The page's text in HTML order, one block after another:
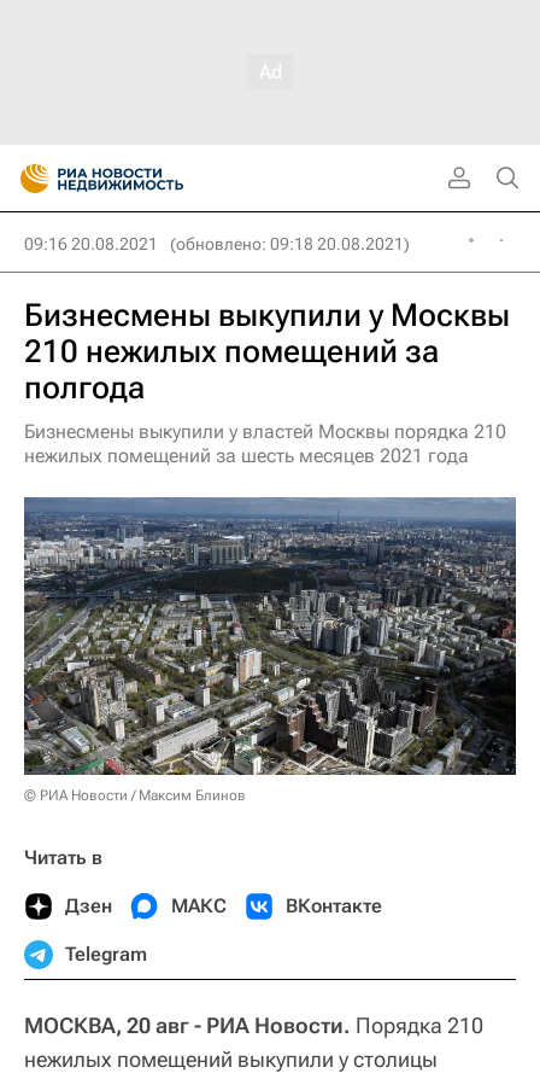
09:16 20.08.2021 (обновлено: 09:18 20.08.2021)
Бизнесмены выкупили у Москвы
210 нежилых помещений за
полгода
Бизнесмены выкупили у властей Москвы порядка 210
нежилых помещений за шесть месяцев 2021 года
© РИА Новости / Максим Блинов
Читать в
Дзен МАКС ВКонтакте
Telegram
МОСКВА, 20 авг - РИА Новости. Порядка 210
нежилых помещений выкупили у столицы